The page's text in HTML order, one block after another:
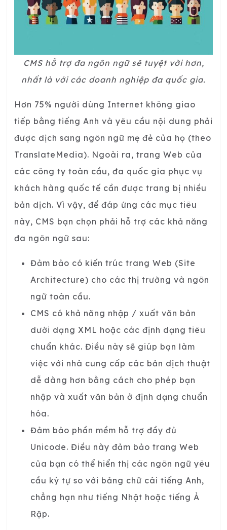
CMS hỗ trợ đa ngôn ngữ sẽ tuyệt vời hơn,
nhất là với các doanh nghiệp đa quốc gia.
Hơn 75% người dùng Internet không giao
tiếp bằng tiếng Anh và yêu cầu nội dung phải
được dịch sang ngôn ngữ mẹ đẻ của họ (theo
TranslateMedia). Ngoài ra, trang Web của
các công ty toàn cầu, đa quốc gia phục vụ
khách hàng quốc tế cần được trang bị nhiều
bản dịch. Vì vậy, để đáp ứng các mục tiêu
này, CMS bạn chọn phải hỗ trợ các khả năng
đa ngôn ngữ sau:
Đảm bảo có kiến trúc trang Web (Site
Architecture) cho các thị trường và ngôn
ngữ toàn cầu.
CMS có khả năng nhập / xuất văn bản
dưới dạng XML hoặc các định dạng tiêu
chuẩn khác. Điều này sẽ giúp bạn làm
việc với nhà cung cấp các bản dịch thuật
dễ dàng hơn bằng cách cho phép bạn
nhập và xuất văn bản ở định dạng chuẩn
hóa.
Đảm bảo phần mềm hỗ trợ đầy đủ
Unicode. Điều này đảm bảo trang Web
của bạn có thể hiển thị các ngôn ngữ yêu
cầu ký tự so với bảng chữ cái tiếng Anh,
chẳng hạn như tiếng Nhật hoặc tiếng Ả
Rập.